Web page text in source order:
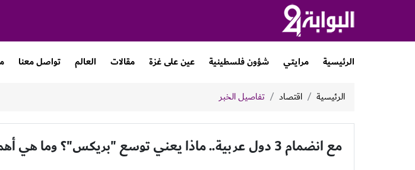
الرئيسية مرايتي شؤون فلسطينية عين على غزة مقالات العالم تواصل معنا
الرئيسية اقتصاد تفاصيل الخبر
مع انضمام 3 دول عربية.. ماذا يعني توسع "بريكس"؟ وما هي أهميتها؟